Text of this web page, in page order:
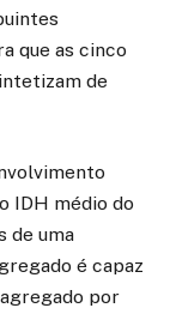
que as cinco
de
IDH médio do
de uma
é capaz
por